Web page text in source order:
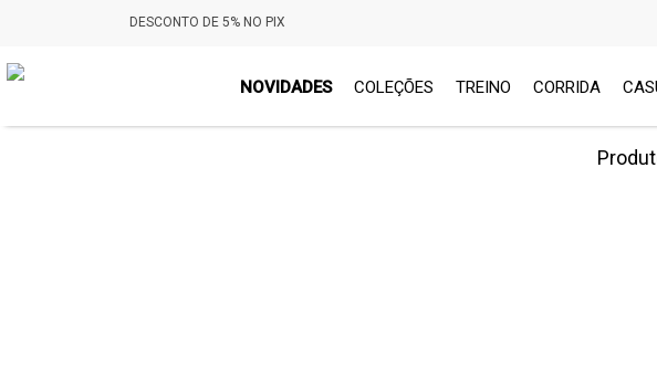
DESCONTO DE 5% NO PIX
NOVIDADES COLEÇÕES TREINO CORRIDA